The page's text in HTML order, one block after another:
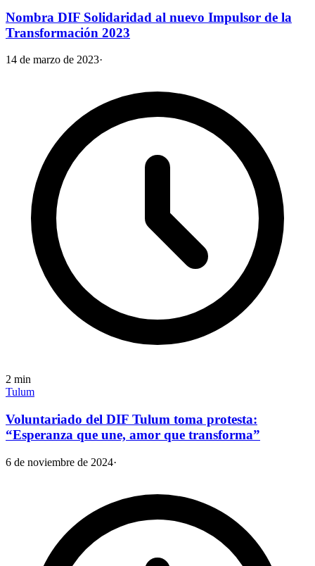
Nombra DIF Solidaridad al nuevo Impulsor de la
Transformación 2023
14 de marzo de 2023·
2 min
Tulum
Voluntariado del DIF Tulum toma protesta:
“Esperanza que une, amor que transforma”
6 de noviembre de 2024·